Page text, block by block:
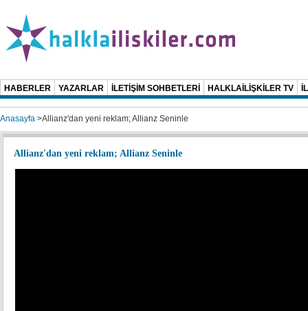
HABERLER YAZARLAR İLETİŞİM SOHBETLERİ HALKLAİLİŞKİLER TV
Anasayfa >Allianz'dan yeni reklam; Allianz Seninle
Allianz'dan yeni reklam; Allianz Seninle